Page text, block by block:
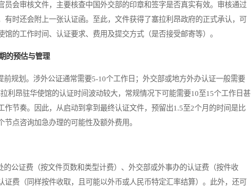
员会审核文件，主要核查中国外交部的印章和签字是否真实有效。审核通过
有时还会附上一张认证函。至此，文件获得了塞拉利昂政府的正式承认，可
的工作时间、认证要求、费用及提交方式（是否接受邮寄等）。
的预估与管理
规划。涉外公证通常需要5-10个工作日；外交部或地方外办认证一般需要
利昂驻华使馆的认证时间波动较大，常规情况下可能需要10至15个工作日甚
作节奏。因此，从启动到拿到最终认证文件，预留出1.5至2个月的时间是比
点咨询加急办理的可能性及额外费用。
公证费（按文件页数和类型计费）、外交部或外事办的认证费（按件收
证费（同样按件收取，且可能以外币或人民币特定汇率结算）。此外，还可